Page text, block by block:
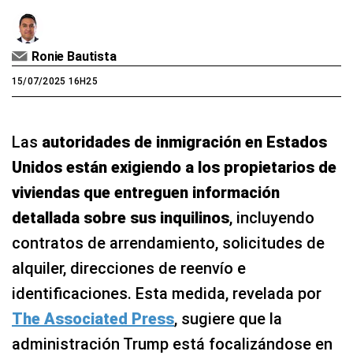
Ronie Bautista
15/07/2025 16H25
Las autoridades de inmigración en Estados
Unidos están exigiendo a los propietarios de
viviendas que entreguen información
detallada sobre sus inquilinos, incluyendo
contratos de arrendamiento, solicitudes de
alquiler, direcciones de reenvío e
identificaciones. Esta medida, revelada por
The Associated Press, sugiere que la
administración Trump está focalizándose en